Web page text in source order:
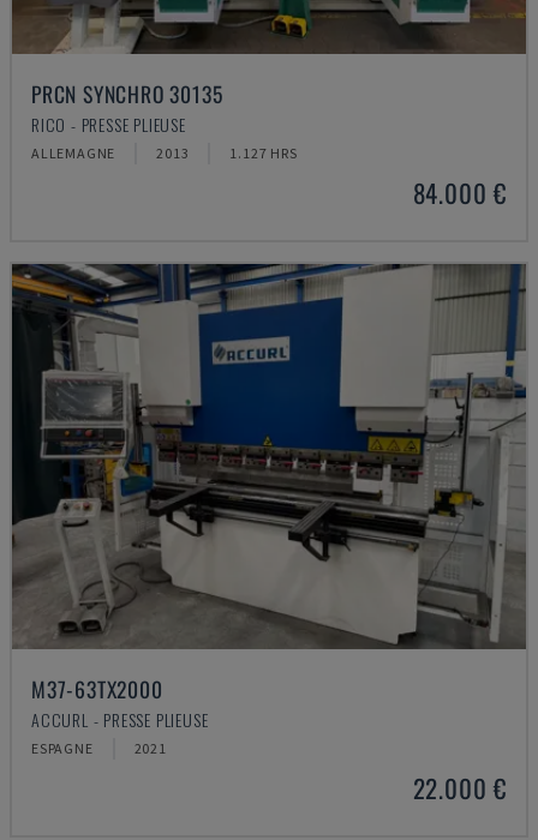
PRCN SYNCHRO 30135
RICO - PRESSE PLIEUSE
ALLEMAGNE 2013 1.127 HRS
84.000 €
M37-63TX2000
ACCURL - PRESSE PLIEUSE
ESPAGNE 2021
22.000 €